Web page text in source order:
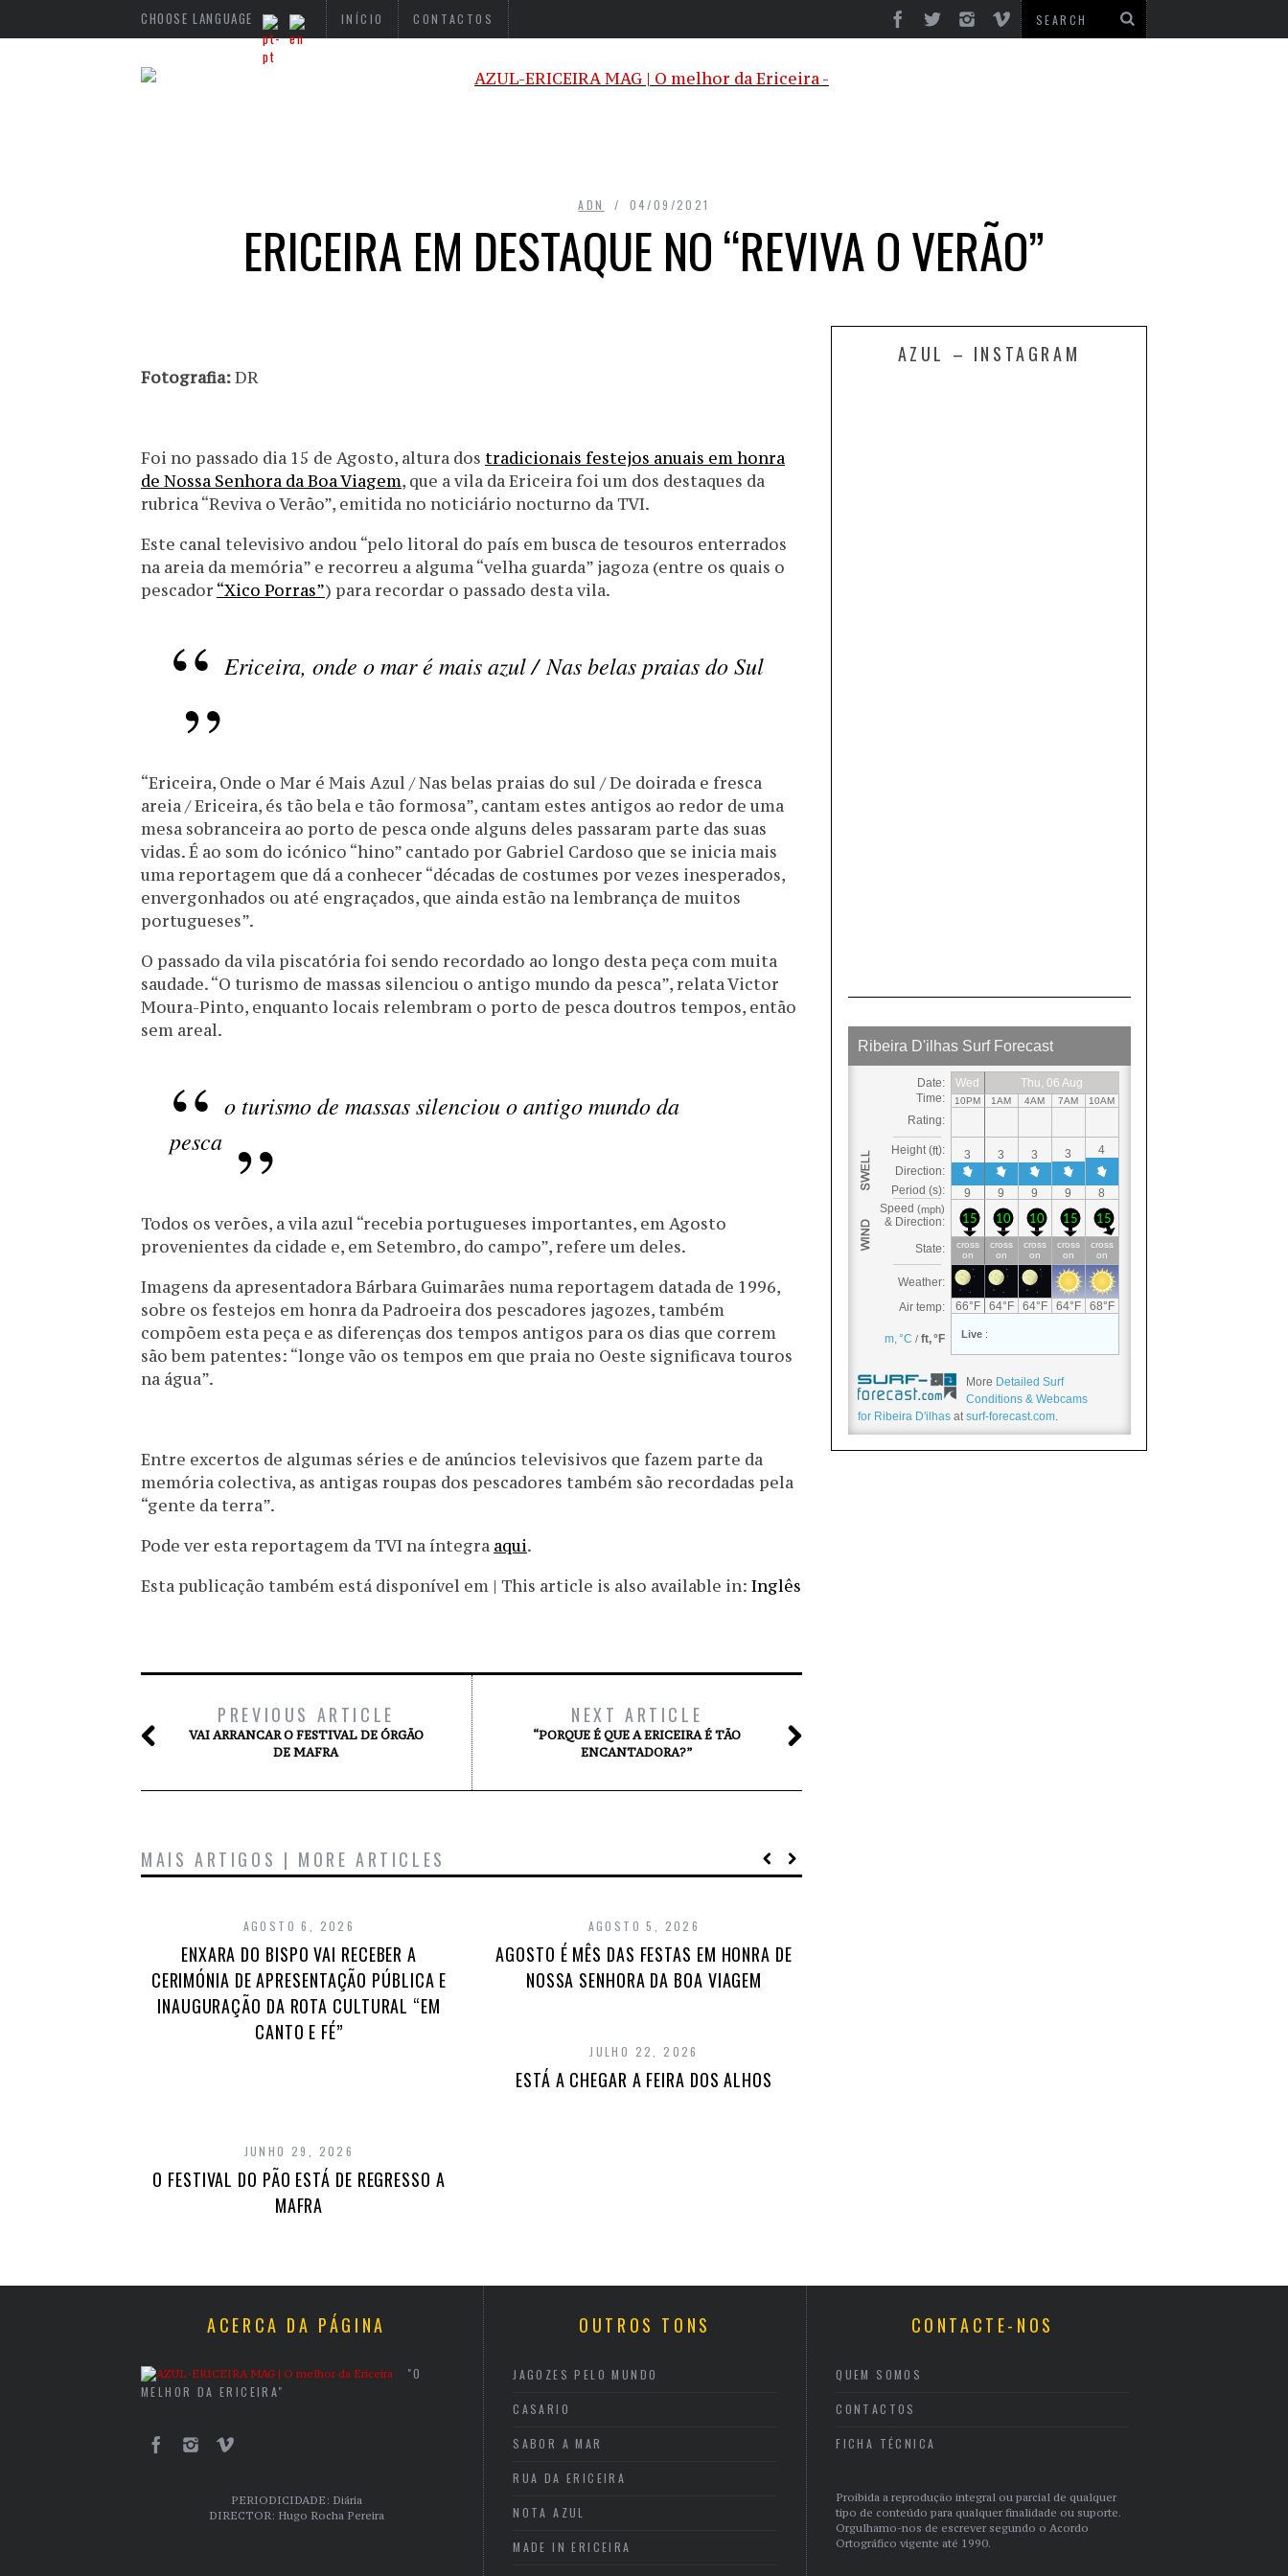
CHOOSE LANGUAGE INÍCIO CONTACTOS
ADN 04/09/2021
ERICEIRA EM DESTAQUE NO “REVIVA O VERÃO”
Fotografia:DR
Foi no passado dia 15 de Agosto, altura dos tradicionais festejos anuais em honra
de Nossa Senhora da Boa Viagem, que a vila da Ericeira foi um dos destaques da
rubrica “Reviva o Verão”, emitida no noticiário nocturno da TVI.
Este canal televisivo andou “pelo litoral do país em busca de tesouros enterrados
na areia da memória” e recorreu a alguma “velha guarda” jagoza (entre os quais o
pescador “Xico Porras”) para recordar o passado desta vila.
Ericeira, onde o mar é mais azul / Nas belas praias do Sul
“Ericeira, Onde o Mar é Mais Azul / Nas belas praias do sul / De doirada e fresca
areia / Ericeira, és tão bela e tão formosa”, cantam estes antigos ao redor de uma
mesa sobranceira ao porto de pesca onde alguns deles passaram parte das suas
vidas. É ao som do icónico “hino” cantado por Gabriel Cardoso que se inicia mais
uma reportagem que dá a conhecer “décadas de costumes por vezes inesperados,
envergonhados ou até engraçados, que ainda estão na lembrança de muitos
portugueses”.
O passado da vila piscatória foi sendo recordado ao longo desta peça com muita
saudade. “O turismo de massas silenciou o antigo mundo da pesca”, relata Victor
Moura-Pinto, enquanto locais relembram o porto de pesca doutros tempos, então
sem areal.
o turismo de massas silenciou o antigo mundo da
pesca
Todos os verões, a vila azul “recebia portugueses importantes, em Agosto
provenientes da cidade e, em Setembro, do campo”, refere um deles.
Imagens da apresentadora Bárbara Guimarães numa reportagem datada de 1996,
sobre os festejos em honra da Padroeira dos pescadores jagozes, também
compõem esta peça e as diferenças dos tempos antigos para os dias que correm
são bem patentes: “longe vão os tempos em que praia no Oeste significava touros
na água”.
Entre excertos de algumas séries e de anúncios televisivos que fazem parte da
memória colectiva, as antigas roupas dos pescadores também são recordadas pela
“gente da terra”.
Pode ver esta reportagem da TVI na íntegra aqui.
Esta publicação também está disponível em | This article is also available in: Inglês
PREVIOUS ARTICLE
VAI ARRANCAR O FESTIVAL DE ÓRGÃO
DE MAFRA
NEXT ARTICLE
“PORQUE É QUE A ERICEIRA É TÃO
ENCANTADORA?”
MAIS ARTIGOS | MORE ARTICLES
AGOSTO 6, 2026
ENXARA DO BISPO VAI RECEBER A
CERIMÓNIA DE APRESENTAÇÃO PÚBLICA E
INAUGURAÇÃO DA ROTA CULTURAL “EM
CANTO E FÉ”
AGOSTO 5, 2026
AGOSTO É MÊS DAS FESTAS EM HONRA DE
NOSSA SENHORA DA BOA VIAGEM
JULHO 22, 2026
ESTÁ A CHEGAR A FEIRA DOS ALHOS
JUNHO 29, 2026
O FESTIVAL DO PÃO ESTÁ DE REGRESSO A
MAFRA
AZUL – INSTAGRAM
More Detailed Surf
Conditions & Webcams
for Ribeira D'ilhas at surf-forecast.com.
ACERCA DA PÁGINA
"O
MELHOR DA ERICEIRA"
PERIODICIDADE: Diária
DIRECTOR: Hugo Rocha Pereira
OUTROS TONS
JAGOZES PELO MUNDO
CASARIO
SABOR A MAR
RUA DA ERICEIRA
NOTA AZUL
MADE IN ERICEIRA
CONTACTE-NOS
QUEM SOMOS
CONTACTOS
FICHA TÉCNICA
Proibida a reprodução integral ou parcial de qualquer
tipo de conteúdo para qualquer finalidade ou suporte.
Orgulhamo-nos de escrever segundo o Acordo
Ortográfico vigente até 1990.